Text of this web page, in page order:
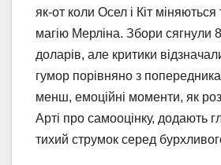
як-от коли Осел і Кіт міняються
магію Мерліна. Збори сягнули
доларів, але критики
гумор порівняно з
менш, емоційні моменти, як
Арті про самооцінку, додають
тихий струмок серед